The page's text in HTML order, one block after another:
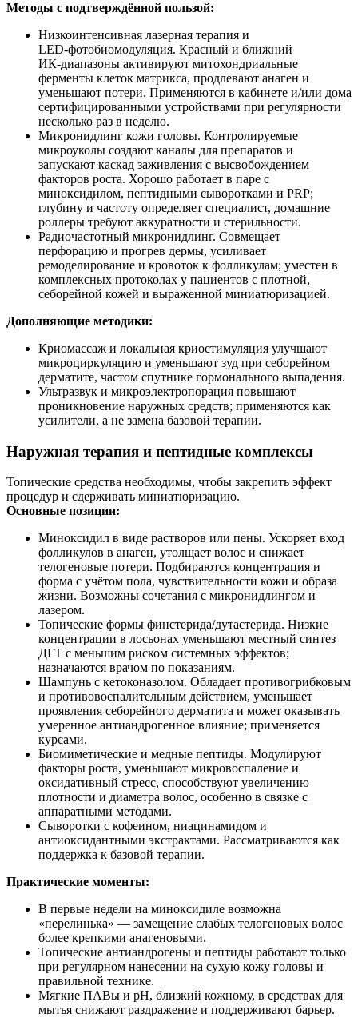
Методы с подтверждённой пользой:
Низкоинтенсивная лазерная терапия и
LED‑фотобиомодуляция. Красный и ближний
ИК‑диапазоны активируют митохондриальные
ферменты клеток матрикса, продлевают анаген и
уменьшают потери. Применяются в кабинете и/или дома
сертифицированными устройствами при регулярности
несколько раз в неделю.
Микронидлинг кожи головы. Контролируемые
микроуколы создают каналы для препаратов и
запускают каскад заживления с высвобождением
факторов роста. Хорошо работает в паре с
миноксидилом, пептидными сыворотками и PRP;
глубину и частоту определяет специалист, домашние
роллеры требуют аккуратности и стерильности.
Радиочастотный микронидлинг. Совмещает
перфорацию и прогрев дермы, усиливает
ремоделирование и кровоток к фолликулам; уместен в
комплексных протоколах у пациентов с плотной,
себорейной кожей и выраженной миниатюризацией.
Дополняющие методики:
Криомассаж и локальная криостимуляция улучшают
микроциркуляцию и уменьшают зуд при себорейном
дерматите, частом спутнике гормонального выпадения.
Ультразвук и микроэлектропорация повышают
проникновение наружных средств; применяются как
усилители, а не замена базовой терапии.
Наружная терапия и пептидные комплексы
Топические средства необходимы, чтобы закрепить эффект
процедур и сдерживать миниатюризацию.
Основные позиции:
Миноксидил в виде растворов или пены. Ускоряет вход
фолликулов в анаген, утолщает волос и снижает
телогеновые потери. Подбираются концентрация и
форма с учётом пола, чувствительности кожи и образа
жизни. Возможны сочетания с микронидлингом и
лазером.
Топические формы финстерида/дутастерида. Низкие
концентрации в лосьонах уменьшают местный синтез
ДГТ с меньшим риском системных эффектов;
назначаются врачом по показаниям.
Шампунь с кетоконазолом. Обладает противогрибковым
и противовоспалительным действием, уменьшает
проявления себорейного дерматита и может оказывать
умеренное антиандрогенное влияние; применяется
курсами.
Биомиметические и медные пептиды. Модулируют
факторы роста, уменьшают микровоспаление и
оксидативный стресс, способствуют увеличению
плотности и диаметра волос, особенно в связке с
аппаратными методами.
Сыворотки с кофеином, ниацинамидом и
антиоксидантными экстрактами. Рассматриваются как
поддержка к базовой терапии.
Практические моменты:
В первые недели на миноксидиле возможна
«перелинька» — замещение слабых телогеновых волос
более крепкими анагеновыми.
Топические антиандрогены и пептиды работают только
при регулярном нанесении на сухую кожу головы и
правильной технике.
Мягкие ПАВы и pH, близкий кожному, в средствах для
мытья снижают раздражение и поддерживают барьер.